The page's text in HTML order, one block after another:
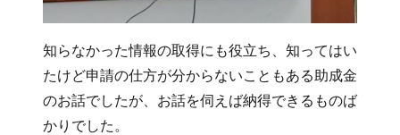
知らなかった情報の取得にも役立ち、知ってはい
たけど申請の仕方が分からないこともある助成金
のお話でしたが、お話を伺えば納得できるものば
かりでした。